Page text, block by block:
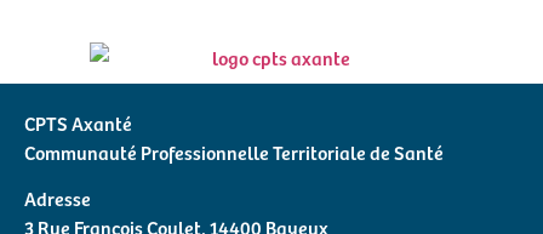
CPTS Axanté
Communauté Professionnelle Territoriale de Santé
Adresse
3 Rue François Coulet, 14400 Bayeux